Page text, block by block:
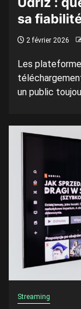
sa
2 février 2026
Les
un public
Streaming